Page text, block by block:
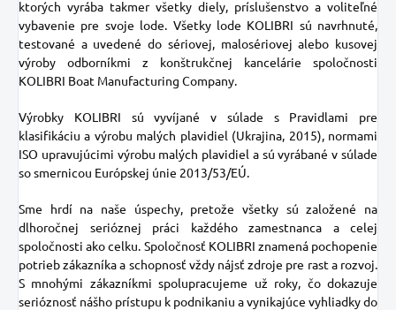
ktorých vyrába takmer všetky diely, príslušenstvo a voliteľné
vybavenie pre svoje lode. Všetky lode KOLIBRI sú navrhnuté,
testované a uvedené do sériovej, malosériovej alebo kusovej
výroby odborníkmi z konštrukčnej kancelárie spoločnosti
KOLIBRI Boat Manufacturing Company.
Výrobky KOLIBRI sú vyvíjané v súlade s Pravidlami pre
klasifikáciu a výrobu malých plavidiel (Ukrajina, 2015), normami
ISO upravujúcimi výrobu malých plavidiel a sú vyrábané v súlade
so smernicou Európskej únie 2013/53/EÚ.
Sme hrdí na naše úspechy, pretože všetky sú založené na
dlhoročnej serióznej práci každého zamestnanca a celej
spoločnosti ako celku. Spoločnosť KOLIBRI znamená pochopenie
potrieb zákazníka a schopnosť vždy nájsť zdroje pre rast a rozvoj.
S mnohými zákazníkmi spolupracujeme už roky, čo dokazuje
serióznosť nášho prístupu k podnikaniu a vynikajúce vyhliadky do